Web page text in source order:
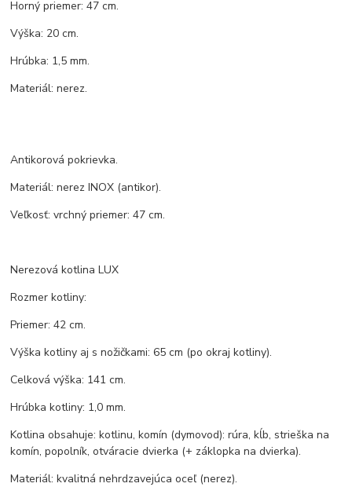
Horný priemer: 47 cm.
Výška: 20 cm.
Hrúbka: 1,5 mm.
Materiál: nerez.
Antikorová pokrievka.
Materiál: nerez INOX (antikor).
Veľkosť: vrchný priemer: 47 cm.
Nerezová kotlina LUX
Rozmer kotliny:
Priemer: 42 cm.
Výška kotliny aj s nožičkami: 65 cm (po okraj kotliny).
Celková výška: 141 cm.
Hrúbka kotliny: 1,0 mm.
Kotlina obsahuje: kotlinu, komín (dymovod): rúra, kĺb, strieška na
komín, popolník, otváracie dvierka (+ záklopka na dvierka).
Materiál: kvalitná nehrdzavejúca oceľ (nerez).